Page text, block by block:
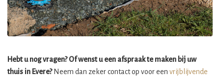
Hebt u nog vragen? Of wenst u een afspraak te maken bij uw
thuis in Evere?Neem dan zeker contact op voor een vrijblijvende